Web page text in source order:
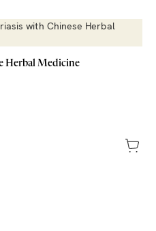
Herbal Medicine